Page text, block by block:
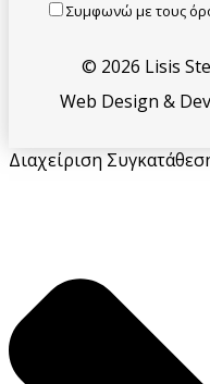
Συμφωνώ με τους
© 2026 Lisis
Web Design &
Διαχείριση